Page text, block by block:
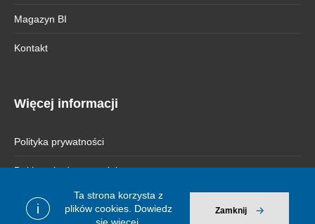
i
Ta strona korzysta z
plików cookies. Dowiedz
się więcej.
Zamknij
Magazyn BI
Kontakt
Więcej informacji
Polityka prywatności
Deklaracja dostępności